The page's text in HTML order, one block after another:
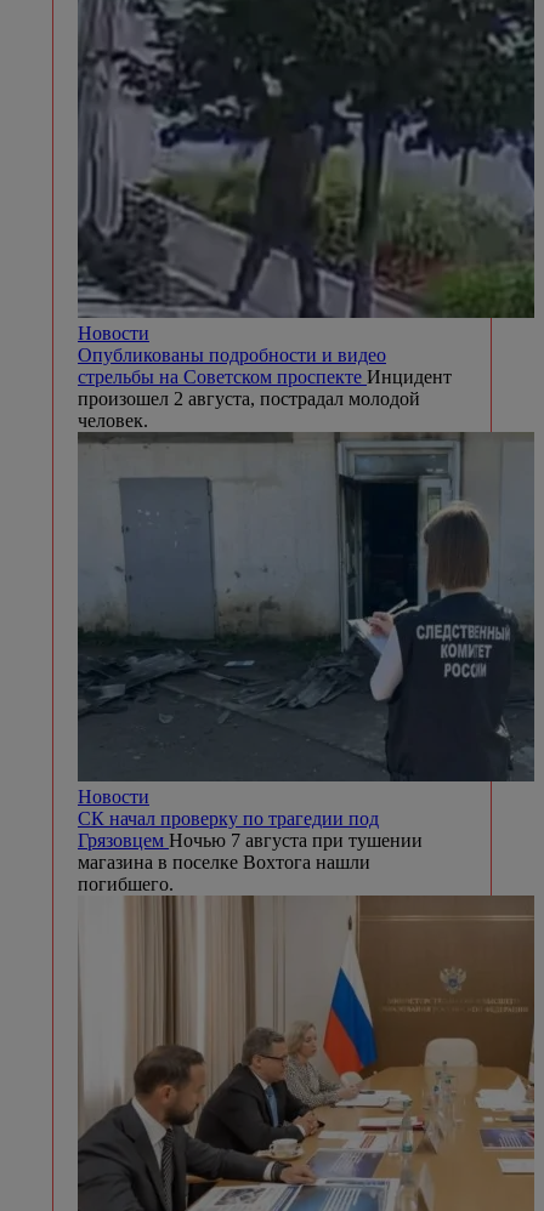
Новости
Опубликованы подробности и видео
стрельбы на Советском проспекте Инцидент
произошел 2 августа, пострадал молодой
человек.
Новости
СК начал проверку по трагедии под
Грязовцем Ночью 7 августа при тушении
магазина в поселке Вохтога нашли
погибшего.